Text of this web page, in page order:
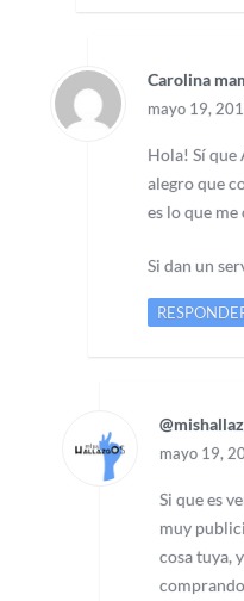
Carolina
mayo 19,
Hola! Sí que
alegro que
es lo que me
Si dan un
mayo 19,
Si que es
muy
cosa tuya,